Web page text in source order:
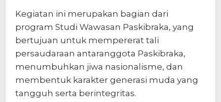
Kegiatan ini merupakan bagian dari
program Studi Wawasan Paskibraka, yang
bertujuan untuk mempererat tali
persaudaraan antaranggota Paskibraka,
menumbuhkan jiwa nasionalisme, dan
membentuk karakter generasi muda yang
tangguh serta berintegritas.